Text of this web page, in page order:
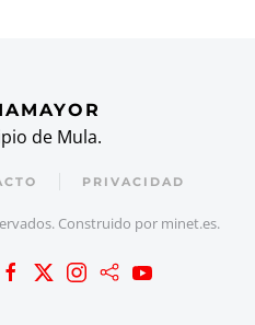
de Mula.
PRIVACIDAD
Construido por minet.es.